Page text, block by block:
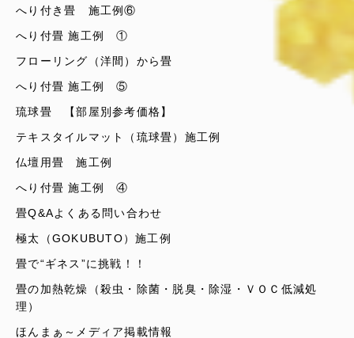
へり付き畳 施工例⑥
へり付畳 施工例 ①
フローリング（洋間）から畳
へり付畳 施工例 ⑤
琉球畳 【部屋別参考価格】
テキスタイルマット（琉球畳）施工例
仏壇用畳 施工例
へり付畳 施工例 ④
畳Q&Aよくある問い合わせ
極太（GOKUBUTO）施工例
畳で“ギネス”に挑戦！！
畳の加熱乾燥（殺虫・除菌・脱臭・除湿・ＶＯＣ低減処
理）
ほんまぁ～メディア掲載情報